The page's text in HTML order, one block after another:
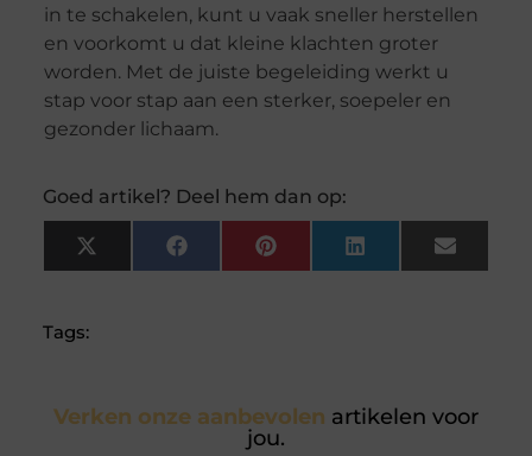
in te schakelen, kunt u vaak sneller herstellen
en voorkomt u dat kleine klachten groter
worden. Met de juiste begeleiding werkt u
stap voor stap aan een sterker, soepeler en
gezonder lichaam.
Goed artikel? Deel hem dan op:
X
(Twitter)
FacebookPinterest LinkedIn Email
Tags:
Verken onze aanbevolen artikelen voor
jou.